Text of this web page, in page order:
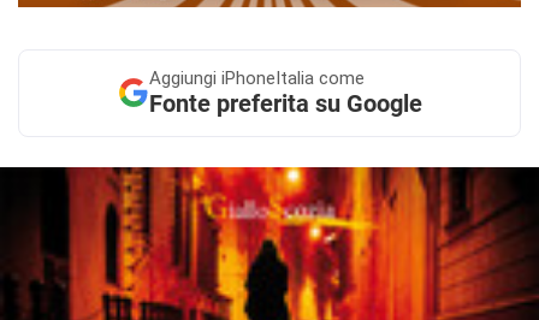
Aggiungi iPhoneItalia come
Fonte preferita su Google